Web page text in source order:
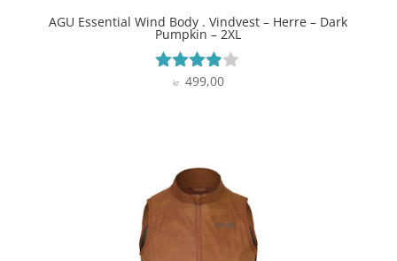
AGU Essential Wind Body . Vindvest – Herre – Dark
Pumpkin – 2XL
Vurderet
kr.499,00